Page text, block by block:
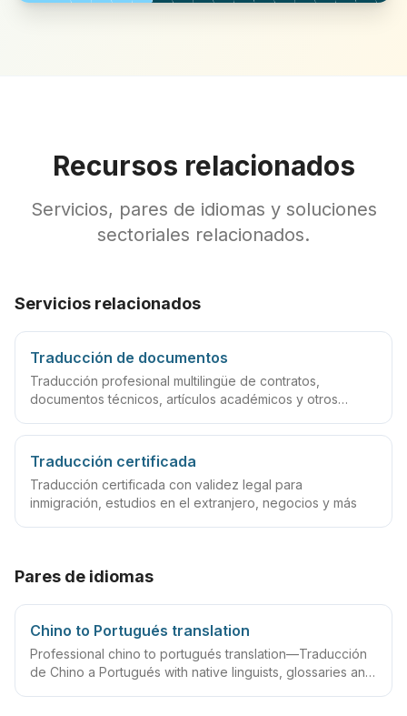
Recursos relacionados
Servicios, pares de idiomas y soluciones
sectoriales relacionados.
Servicios relacionados
Traducción de documentos
Traducción profesional multilingüe de contratos,
documentos técnicos, artículos académicos y otros
Traducción certificada
Traducción certificada con validez legal para
inmigración, estudios en el extranjero, negocios y más
Pares de idiomas
Chino to Portugués translation
Professional chino to portugués translation—Traducción
de Chino a Portugués with native linguists, glossaries and